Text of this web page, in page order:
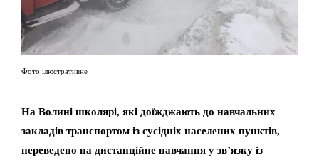
Фото ілюстративне
На Волині школярі, які доїжджають до навчальних
закладів транспортом із сусідніх населених пунктів,
переведено на дистанційне навчання у зв’язку із